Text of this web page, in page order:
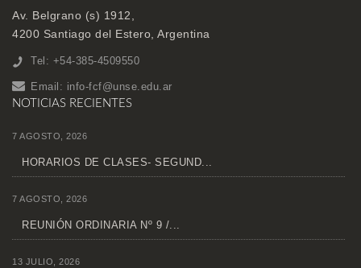
Av. Belgrano (s) 1912,
4200 Santiago del Estero, Argentina
Tel: +54-385-4509550
Email: info-fcf@unse.edu.ar
NOTICIAS RECIENTES
7 AGOSTO, 2026
HORARIOS DE CLASES- SEGUND...
7 AGOSTO, 2026
REUNIÓN ORDINARIA Nº 9 /...
13 JULIO, 2026